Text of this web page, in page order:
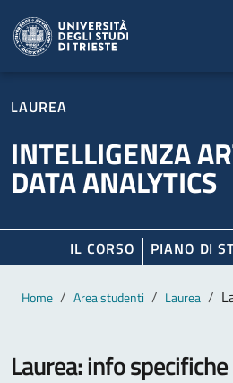
LAUREA
INTELLIGENZA
DATA ANALYTICS
IL CORSO PIANO DI
Contenuto
Breadcrumb
Home Area studenti Laurea
Laurea: info specifiche